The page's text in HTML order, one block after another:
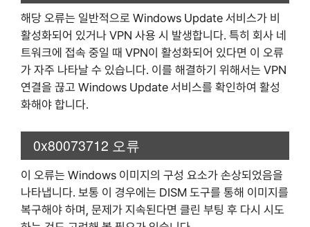
해당 오류는 일반적으로 Windows Update 서비스가 비
활성화되어 있거나 VPN 사용 시 발생합니다. 특히 회사 네
트워크에 접속 중일 때 VPN이 활성화되어 있다면 이 오류
가 자주 나타날 수 있습니다. 이를 해결하기 위해서는 VPN
연결을 끊고 Windows Update 서비스를 확인하여 활성
화해야 합니다.
0x80073712 오류
이 오류는 Windows 이미지의 구성 요소가 손상되었음을
나타냅니다. 보통 이 경우에는 DISM 도구를 통해 이미지를
복구해야 하며, 문제가 지속된다면 클린 부팅 후 다시 시도